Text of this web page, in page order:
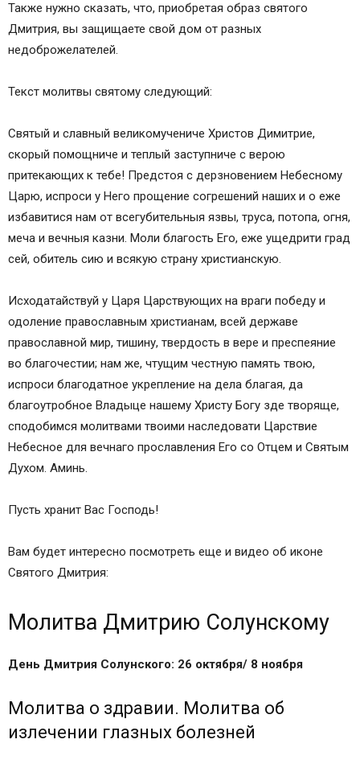
Также нужно сказать, что, приобретая образ святого
Дмитрия, вы защищаете свой дом от разных
недоброжелателей.
Текст молитвы святому следующий:
Святый и славный великомучениче Христов Димитрие,
скорый помощниче и теплый заступниче с верою
притекающих к тебе! Предстоя с дерзновением Небесному
Царю, испроси у Него прощение согрешений наших и о еже
избавитися нам от всегубительныя язвы, труса, потопа, огня,
меча и вечныя казни. Моли благость Его, еже ущедрити град
сей, обитель сию и всякую страну христианскую.
Исходатайствуй у Царя Царствующих на враги победу и
одоление православным христианам, всей державе
православной мир, тишину, твердость в вере и преспеяние
во благочестии; нам же, чтущим честную память твою,
испроси благодатное укрепление на дела благая, да
благоутробное Владыце нашему Христу Богу зде творяще,
сподобимся молитвами твоими наследовати Царствие
Небесное для вечнаго прославления Его со Отцем и Святым
Духом. Аминь.
Пусть хранит Вас Господь!
Вам будет интересно посмотреть еще и видео об иконе
Святого Дмитрия:
Молитва Дмитрию Солунскому
День Дмитрия Солунского: 26 октября/ 8 ноября
Молитва о здравии. Молитва об
излечении глазных болезней